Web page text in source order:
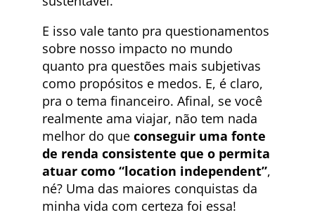
E isso vale tanto pra questionamentos
sobre nosso impacto no mundo
quanto pra questões mais subjetivas
como propósitos e medos. E, é claro,
pra o tema financeiro. Afinal, se você
realmente ama viajar, não tem nada
melhor do que conseguir uma fonte
de renda consistente que o permita
atuar como “location independent”,
né? Uma das maiores conquistas da
minha vida com certeza foi essa!